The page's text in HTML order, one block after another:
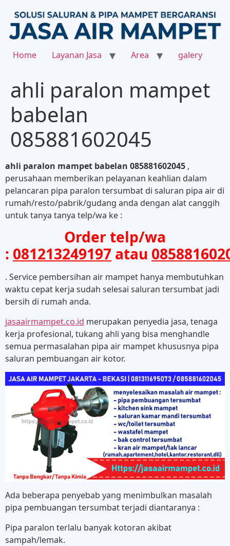
Home Layanan Jasa Area galery
ahli paralon mampet
babelan
085881602045
ahli paralon mampet babelan 085881602045 ,
perusahaan memberikan pelayanan keahlian dalam
pelancaran pipa paralon tersumbat di saluran pipa air di
rumah/resto/pabrik/gudang anda dengan alat canggih
untuk tanya tanya telp/wa ke :
Order telp/wa
: 081213249197 atau
. Service pembersihan air mampet hanya membutuhkan
waktu cepat kerja sudah selesai saluran tersumbat jadi
bersih di rumah anda.
jasaairmampet.co.id merupakan penyedia jasa, tenaga
kerja profesional, tukang ahli yang bisa menghandle
semua permasalahan pipa air mampet khususnya pipa
saluran pembuangan air kotor.
Ada beberapa penyebab yang menimbulkan masalah
pipa pembuangan tersumbat terjadi diantaranya :
Pipa paralon terlalu banyak kotoran akibat
sampah/lemak.